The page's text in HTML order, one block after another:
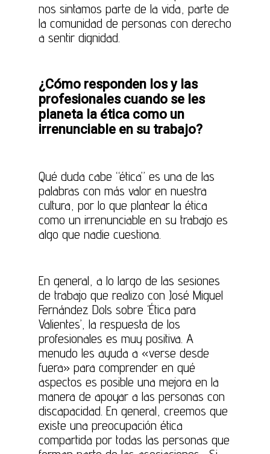
nos sintamos parte de la vida, parte de
la comunidad de personas con derecho
a sentir dignidad.
¿Cómo responden los y las
profesionales cuando se les
planeta la ética como un
irrenunciable en su trabajo?
Qué duda cabe “ética” es una de las
palabras con más valor en nuestra
cultura, por lo que plantear la ética
como un irrenunciable en su trabajo es
algo que nadie cuestiona.
En general, a lo largo de las sesiones
de trabajo que realizo con José Miguel
Fernández Dols sobre ‘Ética para
Valientes’, la respuesta de los
profesionales es muy positiva. A
menudo les ayuda a «verse desde
fuera» para comprender en qué
aspectos es posible una mejora en la
manera de apoyar a las personas con
discapacidad. En general, creemos que
existe una preocupación ética
compartida por todas las personas que